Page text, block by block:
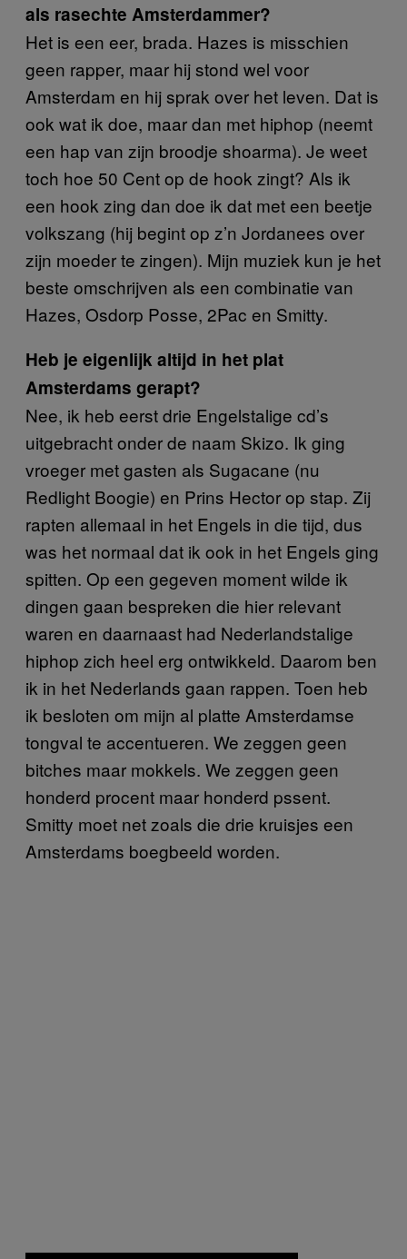
als rasechte Amsterdammer?
Het is een eer, brada. Hazes is misschien
geen rapper, maar hij stond wel voor
Amsterdam en hij sprak over het leven. Dat is
ook wat ik doe, maar dan met hiphop (neemt
een hap van zijn broodje shoarma). Je weet
toch hoe 50 Cent op de hook zingt? Als ik
een hook zing dan doe ik dat met een beetje
volkszang (hij begint op z’n Jordanees over
zijn moeder te zingen). Mijn muziek kun je het
beste omschrijven als een combinatie van
Hazes, Osdorp Posse, 2Pac en Smitty.
Heb je eigenlijk altijd in het plat
Amsterdams gerapt?
Nee, ik heb eerst drie Engelstalige cd’s
uitgebracht onder de naam Skizo. Ik ging
vroeger met gasten als Sugacane (nu
Redlight Boogie) en Prins Hector op stap. Zij
rapten allemaal in het Engels in die tijd, dus
was het normaal dat ik ook in het Engels ging
spitten. Op een gegeven moment wilde ik
dingen gaan bespreken die hier relevant
waren en daarnaast had Nederlandstalige
hiphop zich heel erg ontwikkeld. Daarom ben
ik in het Nederlands gaan rappen. Toen heb
ik besloten om mijn al platte Amsterdamse
tongval te accentueren. We zeggen geen
bitches maar mokkels. We zeggen geen
honderd procent maar honderd pssent.
Smitty moet net zoals die drie kruisjes een
Amsterdams boegbeeld worden.